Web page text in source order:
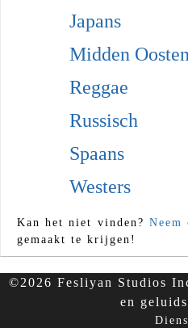
Japans
Midden
Reggae
Russisch
Spaans
Westers
Kan het niet vinden? Neem
gemaakt te krijgen!
©2026 Fesliyan Studios
en